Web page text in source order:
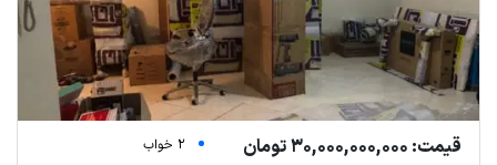
قیمت: 30,000,000,000 تومان
2 خواب